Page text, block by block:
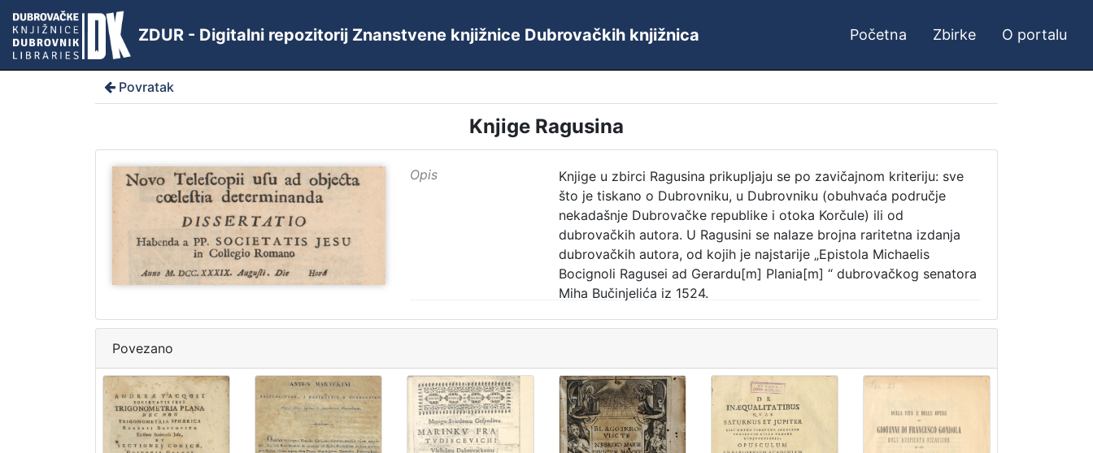
ZDUR - Digitalni repozitorij Znanstvene knjižnice Dubrovačkih knjižnica Početna Zbirke O portalu
Povratak
Knjige Ragusina
Opis
Knjige u zbirci Ragusina prikupljaju se po zavičajnom kriteriju: sve
što je tiskano o Dubrovniku, u Dubrovniku (obuhvaća područje
nekadašnje Dubrovačke republike i otoka Korčule) ili od
dubrovačkih autora. U Ragusini se nalaze brojna raritetna izdanja
dubrovačkih autora, od kojih je najstarije „Epistola Michaelis
Bocignoli Ragusei ad Gerardu[m] Plania[m] “ dubrovačkog senatora
Miha Bučinjelića iz 1524.
Povezano